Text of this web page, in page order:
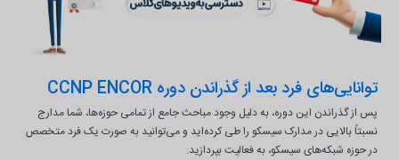
توانایی‌های فرد بعد از گذراندن دوره CCNP ENCOR
پس از گذراندن این دوره، به دلیل وجود مباحث جامع از تمامی حوزه‌ها، شما مدارج
نسبتاً بالایی در مدارک سیسکو را طی کرده‌اید و می‌توانید به صورت یک فرد متخصص
در حوزه شبکه‌های سیسکو، به فعالیت بپردازید.